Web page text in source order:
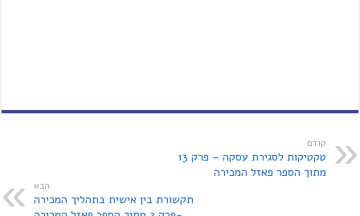
קודם
טקטיקות לסגירת עסקה – פרק 13
מתוך הספר פאזל המכירה
הבא
תקשורת בין אישית בתהליך המכירה